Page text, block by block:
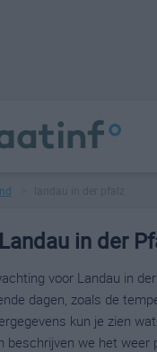
in der
voor Landau in
dagen, zoals de
kun je zien
we het weer